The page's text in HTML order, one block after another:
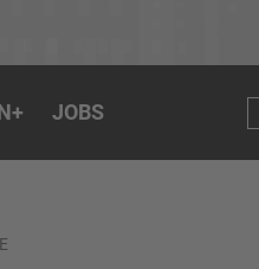
+ JOBS